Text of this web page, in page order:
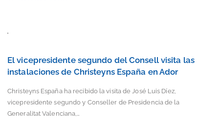
El vicepresidente segundo del Consell visita las
instalaciones de Christeyns España en Ador
Christeyns España ha recibido la visita de José Luis Díez,
vicepresidente segundo y Conseller de Presidencia de la
Generalitat Valenciana,…